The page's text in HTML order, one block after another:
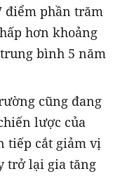
điểm phần trăm
hơn khoảng
bình 5 năm
cũng đang
lược của
tiếp cắt giảm vị
trở lại gia tăng